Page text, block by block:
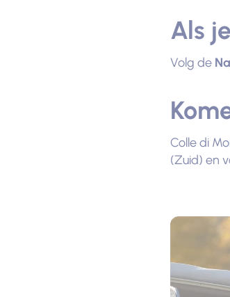
Als
Volg de
Colle di
(Zuid) en
Foto